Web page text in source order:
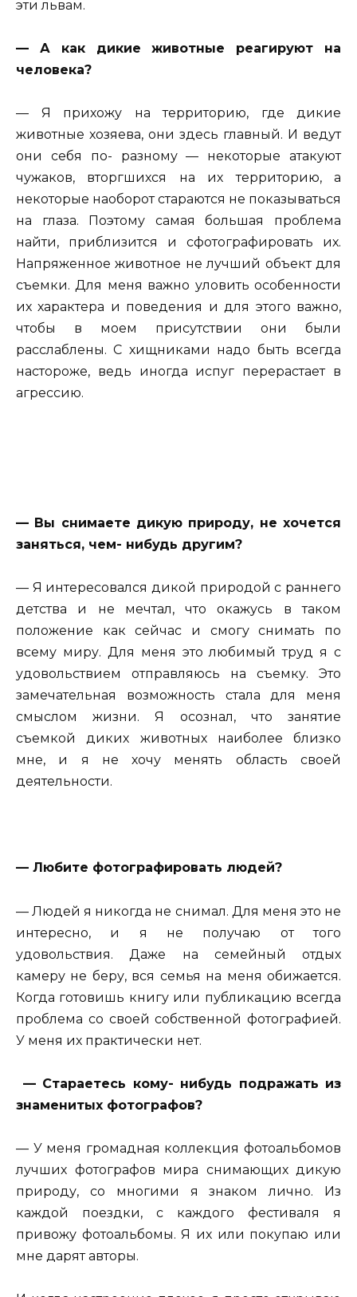
эти львам.
— А как дикие животные реагируют на
человека?
— Я прихожу на территорию, где дикие
животные хозяева, они здесь главный. И ведут
они себя по- разному — некоторые атакуют
чужаков, вторгшихся на их территорию, а
некоторые наоборот стараются не показываться
на глаза. Поэтому самая большая проблема
найти, приблизится и сфотографировать их.
Напряженное животное не лучший объект для
съемки. Для меня важно уловить особенности
их характера и поведения и для этого важно,
чтобы в моем присутствии они были
расслаблены. С хищниками надо быть всегда
настороже, ведь иногда испуг перерастает в
агрессию.
— Вы снимаете дикую природу, не хочется
заняться, чем- нибудь другим?
— Я интересовался дикой природой с раннего
детства и не мечтал, что окажусь в таком
положение как сейчас и смогу снимать по
всему миру. Для меня это любимый труд я с
удовольствием отправляюсь на съемку. Это
замечательная возможность стала для меня
смыслом жизни. Я осознал, что занятие
съемкой диких животных наиболее близко
мне, и я не хочу менять область своей
деятельности.
— Любите фотографировать людей?
— Людей я никогда не снимал. Для меня это не
интересно, и я не получаю от того
удовольствия. Даже на семейный отдых
камеру не беру, вся семья на меня обижается.
Когда готовишь книгу или публикацию всегда
проблема со своей собственной фотографией.
У меня их практически нет.
— Стараетесь кому- нибудь подражать из
знаменитых фотографов?
— У меня громадная коллекция фотоальбомов
лучших фотографов мира снимающих дикую
природу, со многими я знаком лично. Из
каждой поездки, с каждого фестиваля я
привожу фотоальбомы. Я их или покупаю или
мне дарят авторы.